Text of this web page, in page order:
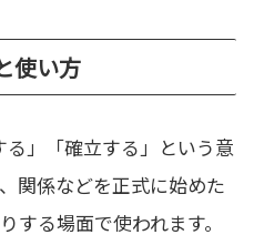
使い方
る」「確立する」という意
関係などを正式に始めた
する場面で使われます。